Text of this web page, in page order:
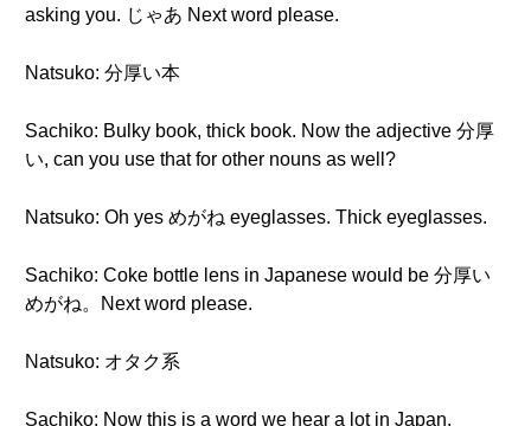
asking you. じゃあ Next word please.
Natsuko: 分厚い本
Sachiko: Bulky book, thick book. Now the adjective 分厚
い, can you use that for other nouns as well?
Natsuko: Oh yes めがね eyeglasses. Thick eyeglasses.
Sachiko: Coke bottle lens in Japanese would be 分厚い
めがね。Next word please.
Natsuko: オタク系
Sachiko: Now this is a word we hear a lot in Japan.